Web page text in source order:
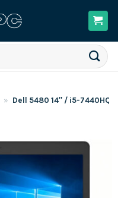
» Dell 5480 14″ / i5-7440HQ /